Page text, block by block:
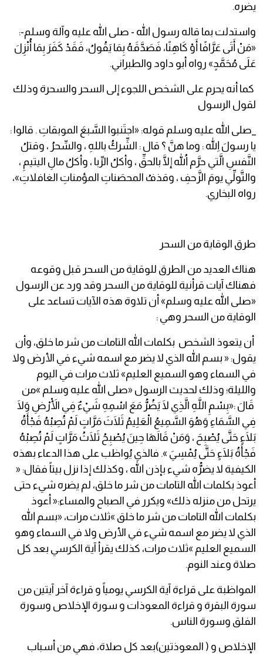
يضره.
واستدلت بما قاله رسول الله - صلى الله عليه وآلة وسلم-:
«مَنْ أَتَى عَرَّافًا أَوْ كَاهِنًا، فَصَدَّقَهُ بِمَا يَقُولُ، فَقَدْ كَفَرَ بِمَا أُنْزِلَ
عَلَى مُحَمَّدٍ» رواه أبو داود والطبراني.
كما أنه يحرم على الشخص اللجوء إلى السحر والسحرة وذلك
لقول الرسول
_صلى الله عليه وسلم قوله: «اجتَنبوا السَّبعَ الموبقاتِ . قالوا :
يا رسولَ اللهِ : وما هنَّ ؟ قال : الشِّركُ باللهِ ، والسِّحرُ ، وقتلُ
النَّفسِ الَّتي حرَّم اللهُ إلَّا بالحقِّ ، وأكلُ الرِّبا ، وأكلُ مالِ اليتيمِ ،
والتَّولِّي يومَ الزَّحفِ ، وقذفُ المحصَناتِ المؤمناتِ الغافلاتِ»،
رواه البخاري.
طرق الوقاية من السحر
هناك العديد من الطرق للوقاية من السحر قبل وقوعه
فهناك آيات قرأنية للوقاية من السحر وقد ورد عن الرسول
«صلى الله عليه وسلم» أن تلاوة هذه الآيات تساعد على
الوقاية من السحر وهي :
أن يتعوذ الشخص بكلمات الله التامات من شر ما خلق، وأن
يقول: « بسم الله الذي لا يضر مع اسمه شيء في الأرض ولا
في السماء وهو السميع العليم» ثلاث مرات في اليوم
والليلة؛ وذلك لحديث الرسول «صلى الله عليه وسلم »من
قَالَ :«بِسْمِ اللَّهِ الَّذِي لَا يَضُرُّ مَعَ اسْمِهِ شَيْءٌ فِي الْأَرْضِ وَلَا
فِي السَّمَاءِ وَهُوَ السَّمِيعُ الْعَلِيمُ ثَلَاثَ مَرَّاتٍ لَمْ تُصِبْهُ فَجْأَةُ
بَلَاءٍ حَتَّى يُصْبِحَ ، وَمَنْ قَالَهَا حِينَ يُصْبِحُ ثَلَاثُ مَرَّاتٍ لَمْ تُصِبْهُ
فَجْأَةُ بَلَاءٍ حَتَّى يُمْسِيَ ». فالذي يُواظب على هذا الدعاء بهذه
الكيفية لا يضرُّه شيء بإذن الله ، وكذلك إذا نزل بيتاً فقال: «
أعوذ بكلمات الله التامات من شر ما خلق، لم يضره شيء حتى
يرتحل من منزله ذلك» ويكرر في الصباح والمساء:« أعوذ
بكلمات الله التامات من شر ما خلق »ثلاث مرات، «بسم الله
الذي لا يضر مع اسمه شيء في الأرض ولا في السماء وهو
السميع العليم »ثلاث مرات، كذلك يقرأ آية الكرسي بعد كل
صلاة وعند النوم.
المواظبة على قراءة آية الكرسي يومياً و قراءة آخر آيتين من
سورة البقرة و قراءة المعوذات و سورة الإخلاص وسورة
الفلق وسورة الناس.
الإخلاص و ( المعوذتين)بعد كل صلاة، فهي من أسباب